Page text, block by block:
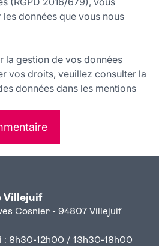
données que vous nous
la gestion de vos données
vos droits, veuillez consulter la
données dans les mentions
Villejuif
Cosnier - 94807 Villejuif
: 8h30-12h00 / 13h30-18h00